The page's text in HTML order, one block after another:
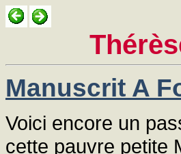
Manuscrit A
Voici encore un
cette pauvre petite